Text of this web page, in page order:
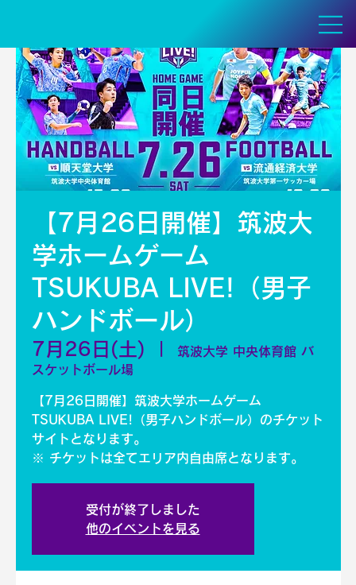
【7月26日開催】筑波大
学ホームゲーム
TSUKUBA LIVE!（男子
ハンドボール）
7月26日(土)
筑波大学 中央体育館 バ
スケットボール場
【7月26日開催】筑波大学ホームゲーム
TSUKUBA LIVE!（男子ハンドボール）のチケット
サイトとなります。
※ チケットは全てエリア内自由席となります。
受付が終了しました
他のイベントを見る